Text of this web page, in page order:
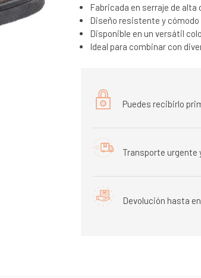
Fabricada en serraje de alta
Diseño resistente y cómodo
Disponible en un versátil
Ideal para combinar con
Puedes recibirlo
Transporte urgente
Devolución hasta